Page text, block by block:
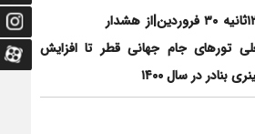
( راه و شهرسازی ) ۱۲۰ثانیه ۳۰ فروردین|از هشدار
تورهای جام جهانی قطر تا افزایش